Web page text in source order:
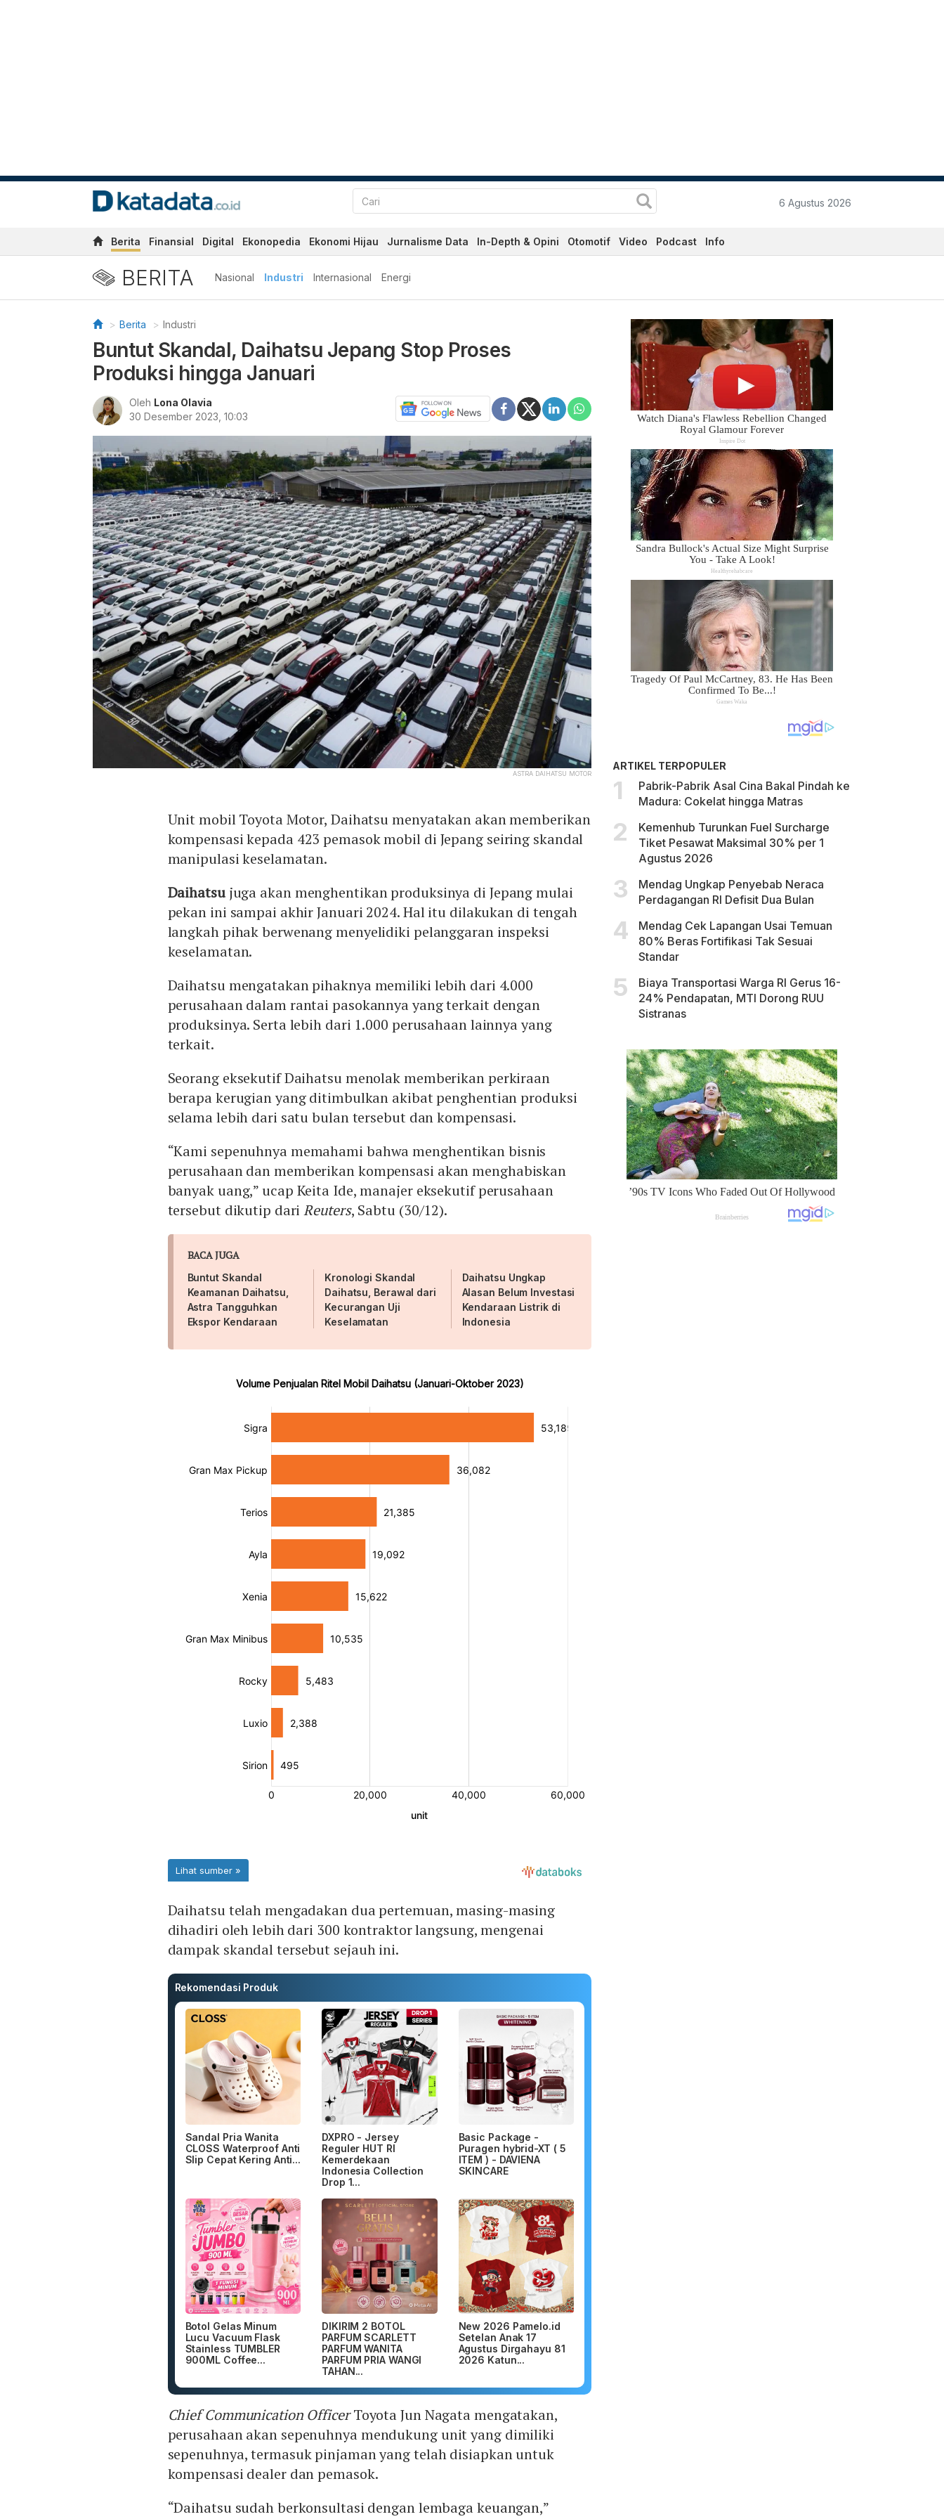
6 Agustus 2026
Berita Finansial Digital Ekonopedia Ekonomi Hijau Jurnalisme Data In-Depth & Opini Otomotif Video Podcast Info
BERITA Nasional Industri Internasional Energi
Berita Industri
Buntut Skandal, Daihatsu Jepang Stop Proses
Produksi hingga Januari
Oleh Lona Olavia
30 Desember 2023, 10:03
ASTRA DAIHATSU MOTOR
Unit mobil Toyota Motor, Daihatsu menyatakan akan memberikan
kompensasi kepada 423 pemasok mobil di Jepang seiring skandal
manipulasi keselamatan.
Daihatsujuga akan menghentikan produksinya di Jepang mulai
pekan ini sampai akhir Januari 2024. Hal itu dilakukan di tengah
langkah pihak berwenang menyelidiki pelanggaran inspeksi
keselamatan.
Daihatsu mengatakan pihaknya memiliki lebih dari 4.000
perusahaan dalam rantai pasokannya yang terkait dengan
produksinya. Serta lebih dari 1.000 perusahaan lainnya yang
terkait.
Seorang eksekutif Daihatsu menolak memberikan perkiraan
berapa kerugian yang ditimbulkan akibat penghentian produksi
selama lebih dari satu bulan tersebut dan kompensasi.
“Kami sepenuhnya memahami bahwa menghentikan bisnis
perusahaan dan memberikan kompensasi akan menghabiskan
banyak uang,” ucap Keita Ide, manajer eksekutif perusahaan
tersebut dikutip dariReuters, Sabtu (30/12).
BACA JUGA
Buntut Skandal
Keamanan Daihatsu,
Astra Tangguhkan
Ekspor Kendaraan
Kronologi Skandal
Daihatsu, Berawal dari
Kecurangan Uji
Keselamatan
Daihatsu Ungkap
Alasan Belum Investasi
Kendaraan Listrik di
Indonesia
Daihatsu telah mengadakan dua pertemuan, masing-masing
dihadiri oleh lebih dari 300 kontraktor langsung, mengenai
dampak skandal tersebut sejauh ini.
Rekomendasi Produk
Sandal Pria Wanita
CLOSS Waterproof Anti
Slip Cepat Kering Anti...
DXPRO - Jersey
Reguler HUT RI
Kemerdekaan
Indonesia Collection
Drop 1...
Basic Package -
Puragen hybrid-XT ( 5
ITEM ) - DAVIENA
SKINCARE
Botol Gelas Minum
Lucu Vacuum Flask
Stainless TUMBLER
900ML Coffee...
DIKIRIM 2 BOTOL
PARFUM SCARLETT
PARFUM WANITA
PARFUM PRIA WANGI
TAHAN...
New 2026 Pamelo.id
Setelan Anak 17
Agustus Dirgahayu 81
2026 Katun...
Chief Communication OfficerToyota Jun Nagata mengatakan,
perusahaan akan sepenuhnya mendukung unit yang dimiliki
sepenuhnya, termasuk pinjaman yang telah disiapkan untuk
kompensasi dealer dan pemasok.
“Daihatsu sudah berkonsultasi dengan lembaga keuangan,”
ARTIKEL TERPOPULER
Pabrik-Pabrik Asal Cina Bakal Pindah ke
Madura: Cokelat hingga Matras
Kemenhub Turunkan Fuel Surcharge
Tiket Pesawat Maksimal 30% per 1
Agustus 2026
Mendag Ungkap Penyebab Neraca
Perdagangan RI Defisit Dua Bulan
Mendag Cek Lapangan Usai Temuan
80% Beras Fortifikasi Tak Sesuai
Standar
Biaya Transportasi Warga RI Gerus 16-
24% Pendapatan, MTI Dorong RUU
Sistranas